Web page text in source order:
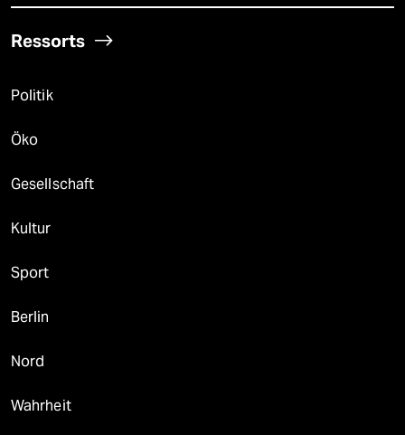
Ressorts
Politik
Öko
Gesellschaft
Kultur
Sport
Berlin
Nord
Wahrheit